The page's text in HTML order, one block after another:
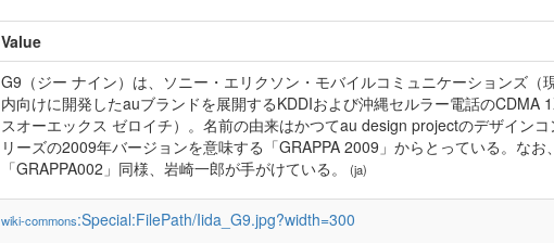
Value
G9（ジー ナイン）は、ソニー・エリクソン・モバイルコミュニケーションズ
内向けに開発したauブランドを展開するKDDIおよび沖縄セルラー電話のCDMA
スオーエックス ゼロイチ）。名前の由来はかつてau design projectのデザイン
リーズの2009年バージョンを意味する「GRAPPA 2009」からとっている。な
「GRAPPA002」同様、岩崎一郎が手がけている。
(ja)
wiki-commons:Special:FilePath/Iida_G9.jpg?width=300